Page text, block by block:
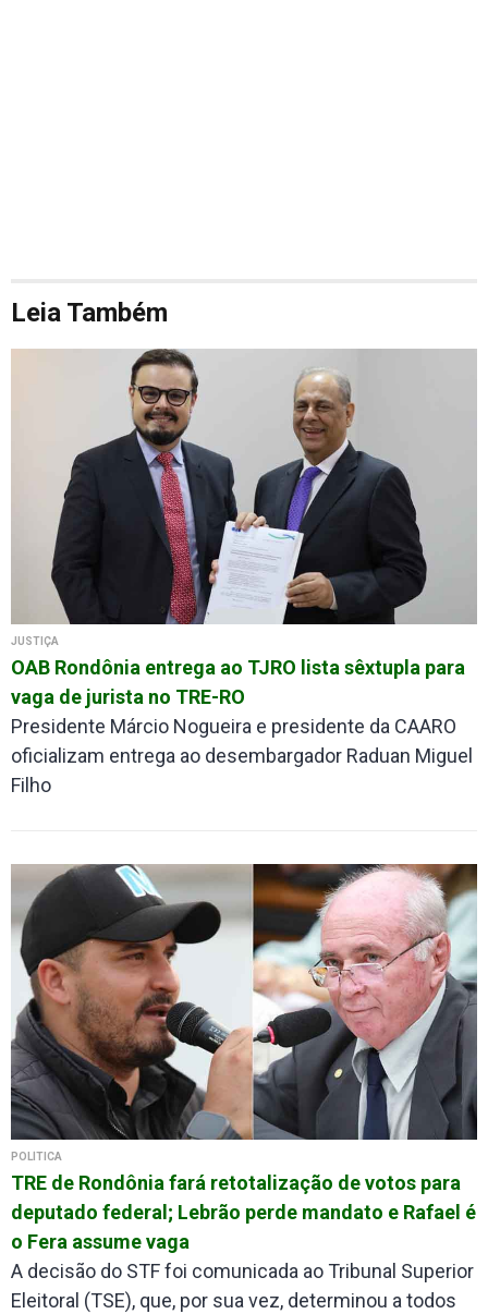
Leia Também
JUSTIÇA
OAB Rondônia entrega ao TJRO lista sêxtupla para
vaga de jurista no TRE-RO
Presidente Márcio Nogueira e presidente da CAARO
oficializam entrega ao desembargador Raduan Miguel
Filho
POLÍTICA
TRE de Rondônia fará retotalização de votos para
deputado federal; Lebrão perde mandato e Rafael é
o Fera assume vaga
A decisão do STF foi comunicada ao Tribunal Superior
Eleitoral (TSE), que, por sua vez, determinou a todos